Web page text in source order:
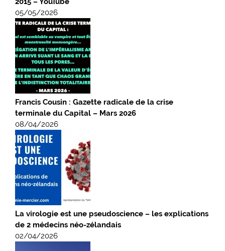
05/05/2026
Francis Cousin : Gazette radicale de la crise
terminale du Capital – Mars 2026
08/04/2026
La virologie est une pseudoscience – les explications
de 2 médecins néo-zélandais
02/04/2026